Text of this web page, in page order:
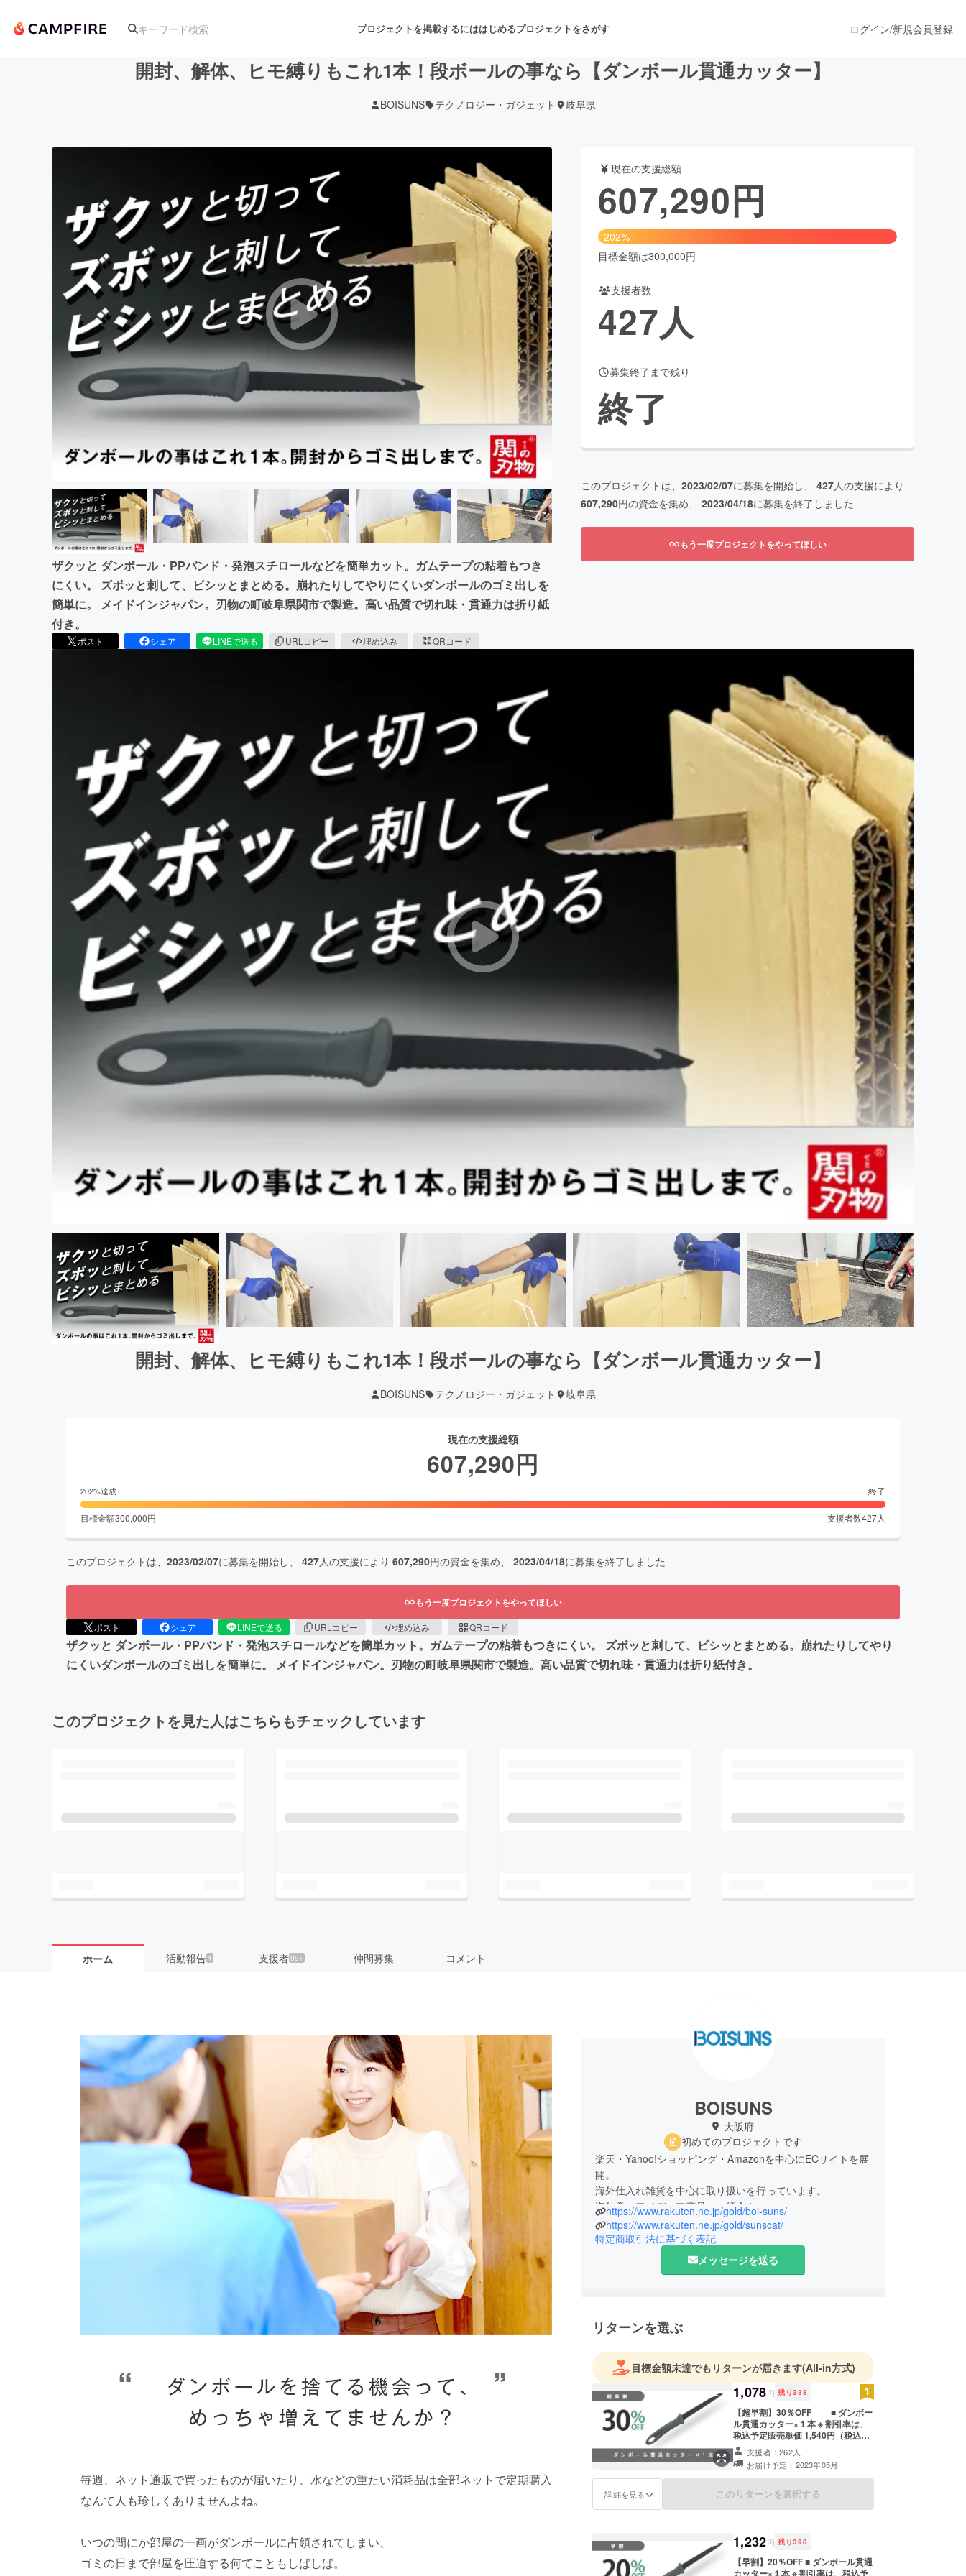
プロジェクトを掲載するにははじめるプロジェクトをさがす
音楽 舞台・パフォーマンス
テクノロジー・ガジェット ゲーム・サービス開発 フード・飲食店 ファッション
映像・映画 書籍・雑誌出版 アニメ・漫画
チャレンジ ビューティー・ヘルスケア
まちづくり・地域活性化
CAMPFIRE for Social Good
CAMPFIRE Creation
CAMPFIREふるさと納税
machi-yaコミュニティ
ログイン/新規会員登録
開封、解体、ヒモ縛りもこれ1本！段ボールの事なら【ダンボール貫通カッター】
BOISUNS テクノロジー・ガジェット 岐阜県
ザクッと ダンボール・PPバンド・発泡スチロールなどを簡単カット。ガムテープの粘着もつき
にくい。 ズボッと刺して、ビシッとまとめる。崩れたりしてやりにくいダンボールのゴミ出しを
簡単に。 メイドインジャパン。刃物の町岐阜県関市で製造。高い品質で切れ味・貫通力は折り紙
付き。
ポスト シェア LINEで送る URLコピー 埋め込み QRコード
現在の支援総額
607,290円
202%
目標金額は300,000円
支援者数
427人
募集終了まで残り
終了
このプロジェクトは、 2023/02/07に募集を開始し、 427人の支援により
607,290円の資金を集め、 2023/04/18に募集を終了しました
もう一度プロジェクトをやってほしい
開封、解体、ヒモ縛りもこれ1本！段ボールの事なら【ダンボール貫通カッター】
BOISUNS テクノロジー・ガジェット 岐阜県
現在の支援総額
607,290円
202%達成 終了
目標金額300,000円 支援者数427人
このプロジェクトは、 2023/02/07に募集を開始し、 427人の支援により 607,290円の資金を集め、 2023/04/18に募集を終了しました
もう一度プロジェクトをやってほしい
ポスト シェア LINEで送る URLコピー 埋め込み QRコード
ザクッと ダンボール・PPバンド・発泡スチロールなどを簡単カット。ガムテープの粘着もつきにくい。 ズボッと刺して、ビシッとまとめる。崩れたりしてやり
にくいダンボールのゴミ出しを簡単に。 メイドインジャパン。刃物の町岐阜県関市で製造。高い品質で切れ味・貫通力は折り紙付き。
このプロジェクトを見た人はこちらもチェックしています
ホーム 活動報告4 支援者99+ 仲間募集 コメント
毎週、ネット通販で買ったものが届いたり、水などの重たい消耗品は全部ネットで定期購入
なんて人も珍しくありませんよね。
いつの間にか部屋の一画がダンボールに占領されてしまい、
ゴミの日まで部屋を圧迫する何てこともしばしば。
BOISUNS
大阪府
初めてのプロジェクトです
楽天・Yahoo!ショッピング・Amazonを中心にECサイトを展
開。
海外仕入れ雑貨を中心に取り扱いを行っています。
海外発のアイディア商品のご紹介や
自社で開発した製品のご紹介など
キャンプファイヤ―では主に先行販売形式で
プロジェクトをさせていただいております。
https://www.rakuten.ne.jp/gold/boi-suns/
https://www.rakuten.ne.jp/gold/sunscat/
特定商取引法に基づく表記
メッセージを送る
リターンを選ぶ
目標金額未達でもリターンが届きます(All-in方式)
1,078円 残り338
【超早割】30％OFF ■ ダンボー
ル貫通カッター×１本 ※ 割引率は、
税込予定販売単価 1,540円（税込）
に対するものです。 発送予定
2023年５月上旬 ＜ご支援にあたっ
ての注意＞ ※製品につきましては、
予告なくデザイン・仕様が一部変更
になる可能性もございます。 ※ご支
定価格はメーカーの仕様変更により
多少増減する場合がございます。 性
質上、以上の注意点につきましてあ
らかじめご理解とご了承いただいた
支援者：262人
お届け予定：2023年05月
詳細を見る このリターンを選択する
1,232円 残り398
【早割】20％OFF ■ ダンボール貫通
カッター×１本 ※ 割引率は、税込予